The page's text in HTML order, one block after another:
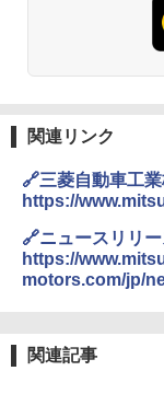
関連リンク
🔗三菱自動車工
https://
🔗ニュースリリ
https://
motors.com/jp/
関連記事